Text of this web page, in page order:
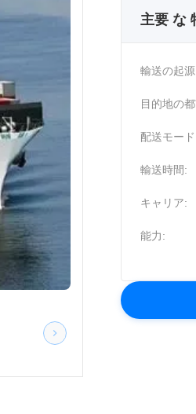
主要 な
輸送の起
目的地の
配送モー
輸送時間:
キャリア:
能力: